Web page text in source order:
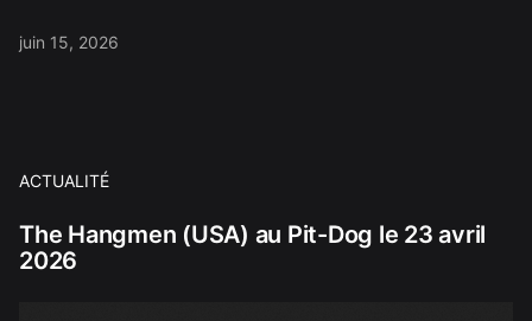
juin 15, 2026
ACTUALITÉ
The Hangmen (USA) au Pit-Dog le 23 avril
2026